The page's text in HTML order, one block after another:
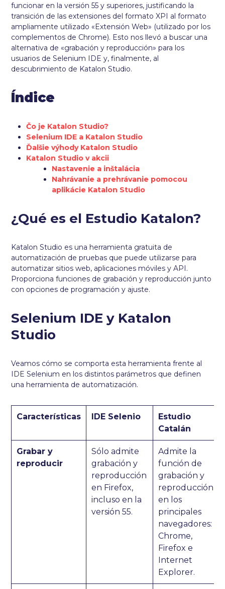
funcionar en la versión 55 y superiores, justificando la
transición de las extensiones del formato XPI al formato
ampliamente utilizado «Extensión Web» (utilizado por los
complementos de Chrome). Esto nos llevó a buscar una
alternativa de «grabación y reproducción» para los
usuarios de Selenium IDE y, finalmente, al
descubrimiento de Katalon Studio.
Índice
Čo je Katalon Studio?
Selenium IDE a Katalon Studio
Ďalšie výhody Katalon Studio
Katalon Studio v akcii
Nastavenie a inštalácia
Nahrávanie a prehrávanie pomocou
aplikácie Katalon Studio
¿Qué es el Estudio Katalon?
Katalon Studio es una herramienta gratuita de
automatización de pruebas que puede utilizarse para
automatizar sitios web, aplicaciones móviles y API.
Proporciona funciones de grabación y reproducción junto
con opciones de programación y ajuste.
Selenium IDE y Katalon
Studio
Veamos cómo se comporta esta herramienta frente al
IDE Selenium en los distintos parámetros que definen
una herramienta de automatización.
Características IDE Selenio
Estudio
Catalán
Grabar y
reproducir
Sólo admite
grabación y
reproducción
en Firefox,
incluso en la
versión 55.
Admite la
función de
grabación y
reproducción
en los
principales
navegadores:
Chrome,
Firefox e
Internet
Explorer.